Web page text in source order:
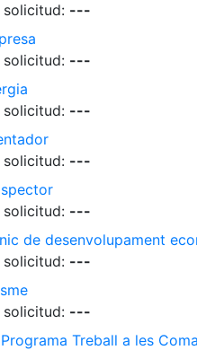
solicitud: ---
solicitud: ---
solicitud: ---
solicitud: ---
solicitud: ---
de desenvolupament
solicitud: ---
solicitud: ---
Treball a les